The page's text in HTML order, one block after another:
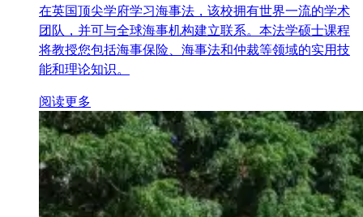
在英国顶尖学府学习海事法，该校拥有世界一流的学术
团队，并可与全球海事机构建立联系。本法学硕士课程
将教授您包括海事保险、海事法和仲裁等领域的实用技
能和理论知识。
阅读更多